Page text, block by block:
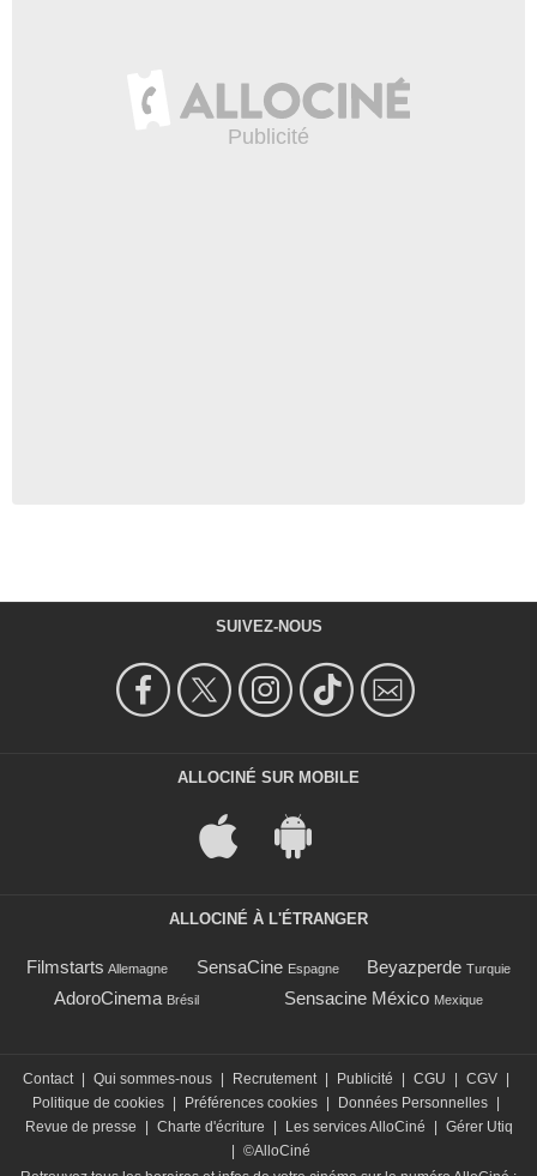
SUIVEZ-NOUS
ALLOCINÉ SUR MOBILE
ALLOCINÉ À L'ÉTRANGER
Filmstarts Allemagne SensaCine Espagne Beyazperde Turquie
AdoroCinema Brésil Sensacine México Mexique
Contact Qui sommes-nous Recrutement Publicité CGU CGV
Politique de cookies
Préférences cookies Données Personnelles
Revue de presse
Charte d'écriture Les services AlloCiné
Gérer Utiq
©AlloCiné